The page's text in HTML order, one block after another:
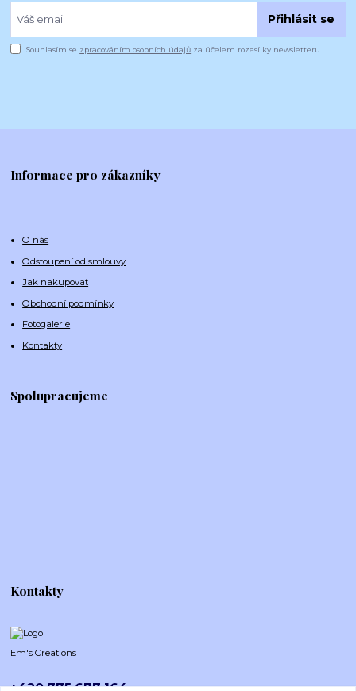
Přihlásit se
Souhlasím se zpracováním osobních údajů za účelem rozesílky newsletteru.
Informace pro zákazníky
O nás
Odstoupení od smlouvy
Jak nakupovat
Obchodní podmínky
Fotogalerie
Kontakty
Spolupracujeme
Kontakty
Em's Creations